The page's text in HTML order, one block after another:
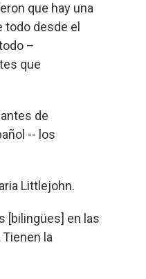
que hay una
desde el
–
que
de
-- los
Littlejohn.
[bilingües] en las
la